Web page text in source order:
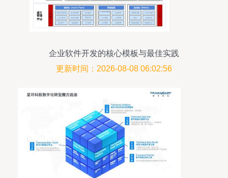
企业软件开发的核心模板与最佳实践
更新时间：2026-08-08 06:02:56